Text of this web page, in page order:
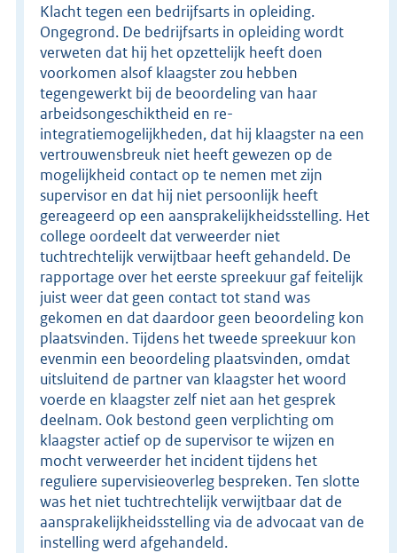
Klacht tegen een bedrijfsarts in opleiding.
Ongegrond. De bedrijfsarts in opleiding wordt
verweten dat hij het opzettelijk heeft doen
voorkomen alsof klaagster zou hebben
tegengewerkt bij de beoordeling van haar
arbeidsongeschiktheid en re-
integratiemogelijkheden, dat hij klaagster na een
vertrouwensbreuk niet heeft gewezen op de
mogelijkheid contact op te nemen met zijn
supervisor en dat hij niet persoonlijk heeft
gereageerd op een aansprakelijkheidsstelling. Het
college oordeelt dat verweerder niet
tuchtrechtelijk verwijtbaar heeft gehandeld. De
rapportage over het eerste spreekuur gaf feitelijk
juist weer dat geen contact tot stand was
gekomen en dat daardoor geen beoordeling kon
plaatsvinden. Tijdens het tweede spreekuur kon
evenmin een beoordeling plaatsvinden, omdat
uitsluitend de partner van klaagster het woord
voerde en klaagster zelf niet aan het gesprek
deelnam. Ook bestond geen verplichting om
klaagster actief op de supervisor te wijzen en
mocht verweerder het incident tijdens het
reguliere supervisieoverleg bespreken. Ten slotte
was het niet tuchtrechtelijk verwijtbaar dat de
aansprakelijkheidsstelling via de advocaat van de
instelling werd afgehandeld.